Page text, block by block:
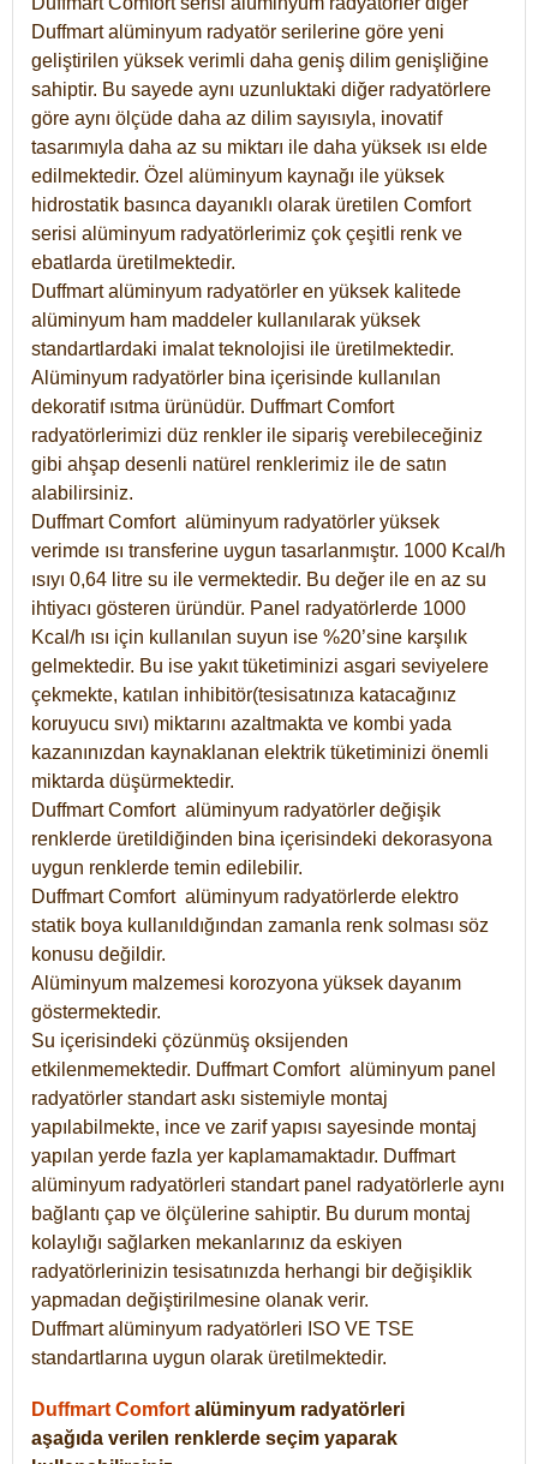
Duffmart alüminyum radyatör serilerine göre yeni
geliştirilen yüksek verimli daha geniş dilim genişliğine
sahiptir. Bu sayede aynı uzunluktaki diğer radyatörlere
göre aynı ölçüde daha az dilim sayısıyla, inovatif
tasarımıyla daha az su miktarı ile daha yüksek ısı elde
edilmektedir. Özel alüminyum kaynağı ile yüksek
hidrostatik basınca dayanıklı olarak üretilen Comfort
serisi alüminyum radyatörlerimiz çok çeşitli renk ve
ebatlarda üretilmektedir.
Duffmart alüminyum radyatörler en yüksek kalitede
alüminyum ham maddeler kullanılarak yüksek
standartlardaki imalat teknolojisi ile üretilmektedir.
Alüminyum radyatörler bina içerisinde kullanılan
dekoratif ısıtma ürünüdür. Duffmart Comfort
radyatörlerimizi düz renkler ile sipariş verebileceğiniz
gibi ahşap desenli natürel renklerimiz ile de satın
alabilirsiniz.
Duffmart Comfort alüminyum radyatörler yüksek
verimde ısı transferine uygun tasarlanmıştır. 1000 Kcal/h
ısıyı 0,64 litre su ile vermektedir. Bu değer ile en az su
ihtiyacı gösteren üründür. Panel radyatörlerde 1000
Kcal/h ısı için kullanılan suyun ise %20’sine karşılık
gelmektedir. Bu ise yakıt tüketiminizi asgari seviyelere
çekmekte, katılan inhibitör(tesisatınıza katacağınız
koruyucu sıvı) miktarını azaltmakta ve kombi yada
kazanınızdan kaynaklanan elektrik tüketiminizi önemli
miktarda düşürmektedir.
Duffmart Comfort alüminyum radyatörler değişik
renklerde üretildiğinden bina içerisindeki dekorasyona
uygun renklerde temin edilebilir.
DuffmartComfort alüminyum radyatörlerde elektro
statik boya kullanıldığından zamanla renk solması söz
konusu değildir.
Alüminyum malzemesi korozyona yüksek dayanım
göstermektedir.
Su içerisindeki çözünmüş oksijenden
etkilenmemektedir. DuffmartComfort alüminyum panel
radyatörler standart askı sistemiyle montaj
yapılabilmekte, ince ve zarif yapısı sayesinde montaj
yapılan yerde fazla yer kaplamamaktadır. Duffmart
alüminyum radyatörleri standart panel radyatörlerle aynı
bağlantı çap ve ölçülerine sahiptir. Bu durum montaj
kolaylığı sağlarken mekanlarınız da eskiyen
radyatörlerinizin tesisatınızda herhangi bir değişiklik
yapmadan değiştirilmesine olanak verir.
Duffmart alüminyum radyatörleri ISO VE TSE
standartlarına uygun olarak üretilmektedir.
Duffmart Comfort alüminyum radyatörleri
aşağıda verilen renklerde seçim yaparak